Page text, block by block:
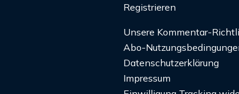
Registrieren
Unsere Kommentar-
Abo-
Datenschutzerklärung
Impressum